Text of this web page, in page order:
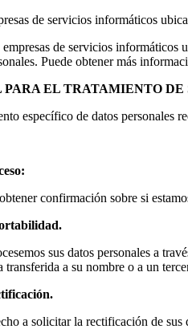
de servicios informáticos
de servicios informáticos
Puede obtener más
EL TRATAMIENTO DE
específico de datos personales
confirmación sobre si
sus datos personales a
transferida a su nombre o a un
a solicitar la rectificación de